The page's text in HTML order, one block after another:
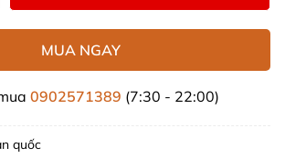
MUA NGAY
0902571389 (7:30 - 22:00)
quốc